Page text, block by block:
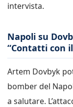
intervista.
Napoli su
“Contatti con
Artem Dovbyk
bomber del
a salutare.